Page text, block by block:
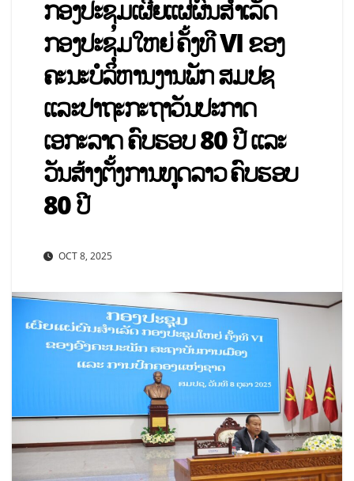
ກອງປະຊຸມເຜີຍແຜ່ຜົນສຳເລັດ
ກອງປະຊຸມໃຫຍ່ ຄັ້ງທີ VI ຂອງ
ຄະນະບໍລິຫານງານພັກ ສມປຊ
ແລະປາຖະກະຖາວັນປະກາດ
ເອກະລາດ ຄົບຮອບ 80 ປີ ແລະ
ວັນສ້າງຕັ້ງການທູດລາວ ຄົບຮອບ
80 ປີ
OCT 8, 2025